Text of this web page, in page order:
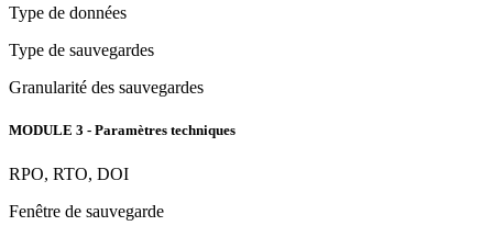
Type de données
Type de sauvegardes
Granularité des sauvegardes
MODULE 3 - Paramètres techniques
RPO, RTO, DOI
Fenêtre de sauvegarde